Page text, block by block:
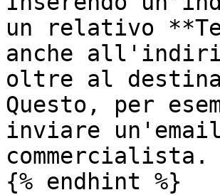
un relativo
anche
oltre al
Questo, per
inviare
commercialista.
{% endhint %}